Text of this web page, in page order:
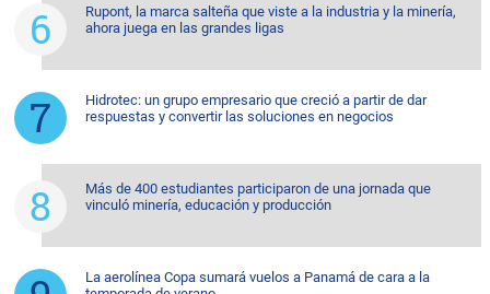
Rupont, la marca salteña que viste a la industria y la minería,
ahora juega en las grandes ligas
Hidrotec: un grupo empresario que creció a partir de dar
respuestas y convertir las soluciones en negocios
Más de 400 estudiantes participaron de una jornada que
vinculó minería, educación y producción
La aerolínea Copa sumará vuelos a Panamá de cara a la